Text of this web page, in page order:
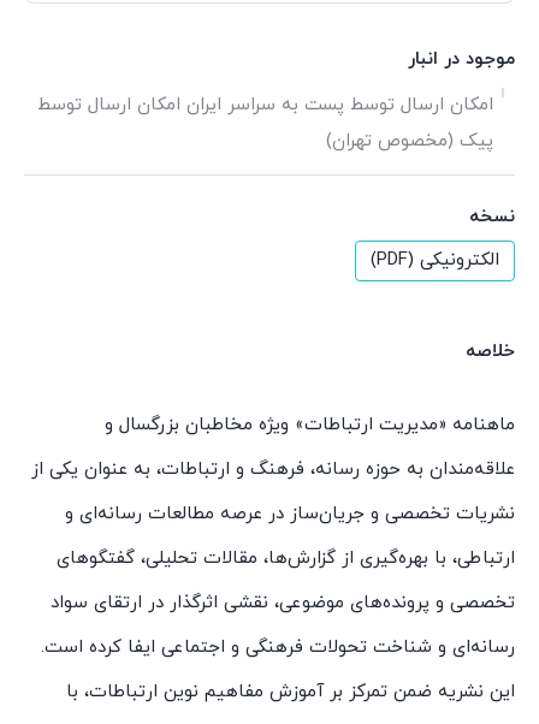
موجود در انبار
امکان ارسال توسط پست به سراسر ایران امکان ارسال توسط
پیک (مخصوص تهران)
نسخه
الکترونیکی (PDF)
خلاصه
ماهنامه «مدیریت ارتباطات» ویژه مخاطبان بزرگسال و
علاقه‌مندان به حوزه رسانه، فرهنگ و ارتباطات، به عنوان یکی از
نشریات تخصصی و جریان‌ساز در عرصه مطالعات رسانه‌ای و
ارتباطی، با بهره‌گیری از گزارش‌ها، مقالات تحلیلی، گفتگوهای
تخصصی و پرونده‌های موضوعی، نقشی اثرگذار در ارتقای سواد
رسانه‌ای و شناخت تحولات فرهنگی و اجتماعی ایفا کرده است.
این نشریه ضمن تمرکز بر آموزش مفاهیم نوین ارتباطات، با